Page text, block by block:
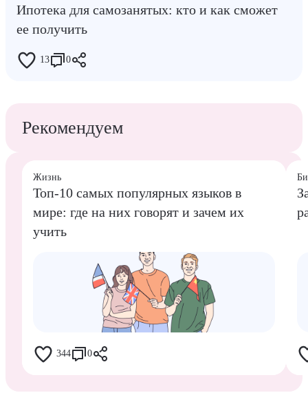
Ипотека для самозанятых: кто и как сможет
ее получить
13 0
Рекомендуем
Жизнь
Топ-10 самых популярных языков в
мире: где на них говорят и зачем их
учить
344 0